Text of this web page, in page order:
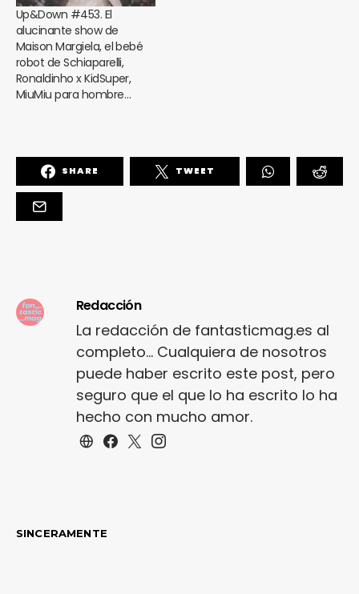
Up&Down #453. El
alucinante show de
Maison Margiela, el bebé
robot de Schiaparelli,
Ronaldinho x KidSuper,
MiuMiu para hombre…
SHARE TWEET
Redacción
La redacción de fantasticmag.es al
completo... Cualquiera de nosotros
puede haber escrito este post, pero
seguro que el que lo ha escrito lo ha
hecho con mucho amor.
SINCERAMENTE